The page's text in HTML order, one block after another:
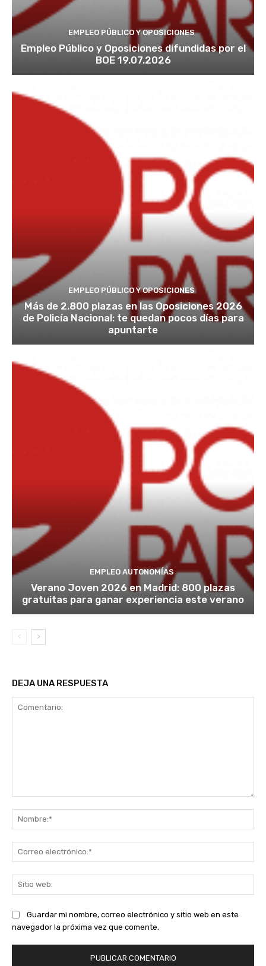
EMPLEO PÚBLICO Y OPOSICIONES
Empleo Público y Oposiciones difundidas por el
BOE 19.07.2026
EMPLEO PÚBLICO Y OPOSICIONES
Más de 2.800 plazas en las Oposiciones 2026
de Policía Nacional: te quedan pocos días para
apuntarte
EMPLEO AUTONOMÍAS
Verano Joven 2026 en Madrid: 800 plazas
gratuitas para ganar experiencia este verano
DEJA UNA RESPUESTA
Guardar mi nombre, correo electrónico y sitio web en este
navegador la próxima vez que comente.